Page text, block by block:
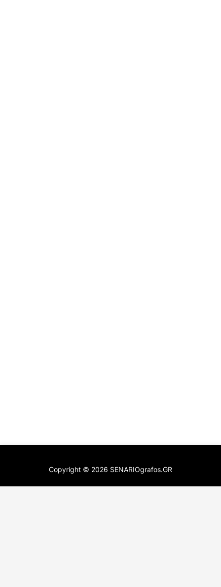
Copyright © 2026 SENARIOgrafos.GR